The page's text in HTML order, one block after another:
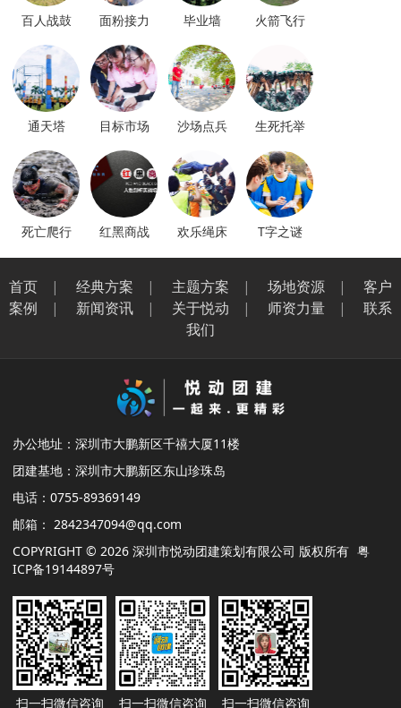
百人战鼓 面粉接力 毕业墙 火箭飞行
通天塔 目标市场 沙场点兵 生死托举
死亡爬行 红黑商战 欢乐绳床 T字之谜
首页 | 经典方案 | 主题方案 | 场地资源 |
客户
案例
| 新闻资讯 | 关于悦动 | 师资力量 |
联系
我们
办公地址：深圳市大鹏新区千禧大厦11楼
团建基地：深圳市大鹏新区东山珍珠岛
电话：0755-89369149
邮箱： 2842347094@qq.com
COPYRIGHT © 2026 深圳市悦动团建策划有限公司 版权所有 粤
ICP备19144897号
扫一扫微信咨询 扫一扫微信咨询 扫一扫微信咨询